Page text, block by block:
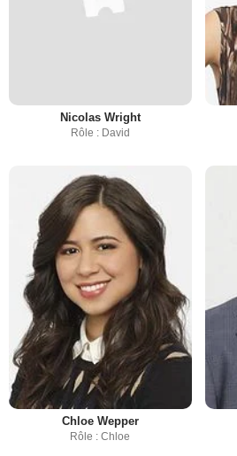
Nicolas Wright
Rôle : David
Chloe Wepper
Rôle : Chloe